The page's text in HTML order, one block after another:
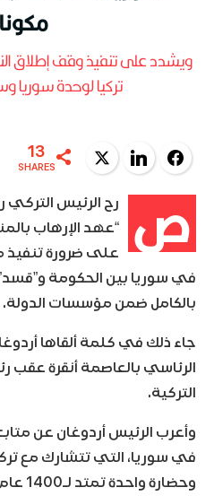
ويشدد على تنفيذ وقف إطلاق
تركيا لوحدة سوريا
Facebook
LinkedIn
Twitter
13
SHARES
ص
رح الرئيس
“عهد الإرهاب
على ضرورة تنفيذ
في سوريا بين الحكومة
بالكامل ضمن مؤسسات الدولة.
جاء ذلك في كلمة ألقاها
الرئاسي بالعاصمة أنقرة عقب
التركية.
وأعرب الرئيس أردوغان عن
في سوريا، التي تتشارك مع